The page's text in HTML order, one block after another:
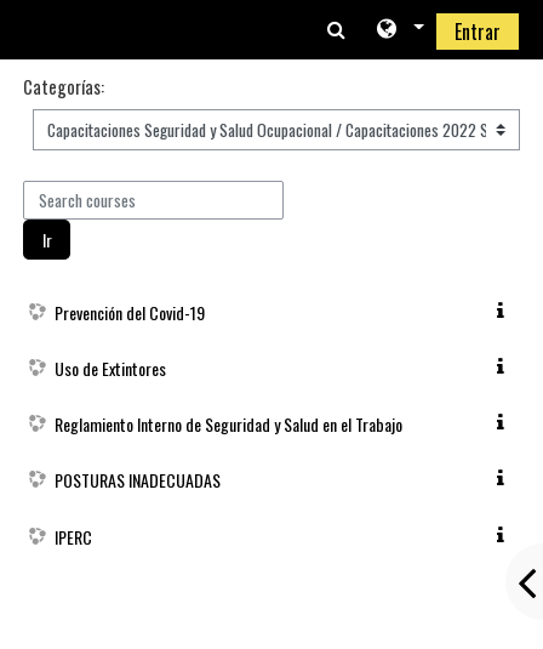
Entrar
Categorías:
Search courses
Ir
Prevención del Covid-19
Uso de Extintores
Reglamiento Interno de Seguridad y Salud en el Trabajo
POSTURAS INADECUADAS
IPERC